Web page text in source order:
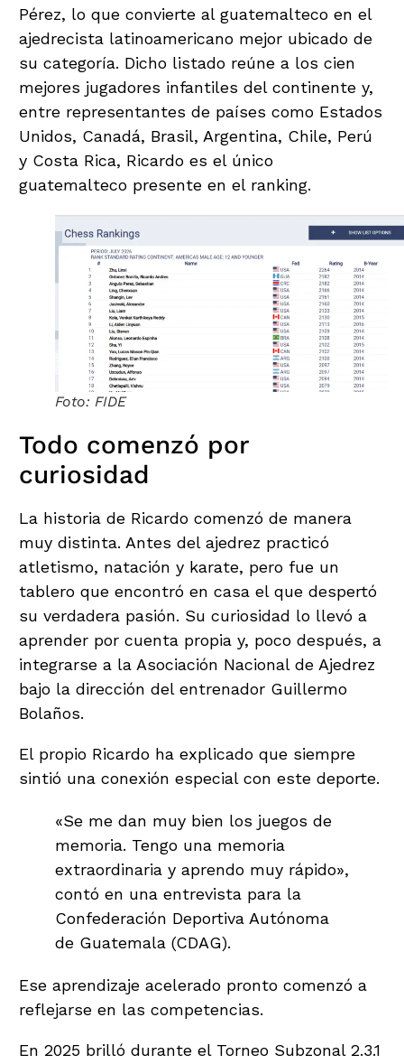
Pérez, lo que convierte al guatemalteco en el
ajedrecista latinoamericano mejor ubicado de
su categoría. Dicho listado reúne a los cien
mejores jugadores infantiles del continente y,
entre representantes de países como Estados
Unidos, Canadá, Brasil, Argentina, Chile, Perú
y Costa Rica, Ricardo es el único
guatemalteco presente en el ranking.
Foto: FIDE
Todo comenzó por
curiosidad
La historia de Ricardo comenzó de manera
muy distinta. Antes del ajedrez practicó
atletismo, natación y karate, pero fue un
tablero que encontró en casa el que despertó
su verdadera pasión. Su curiosidad lo llevó a
aprender por cuenta propia y, poco después, a
integrarse a la Asociación Nacional de Ajedrez
bajo la dirección del entrenador Guillermo
Bolaños.
El propio Ricardo ha explicado que siempre
sintió una conexión especial con este deporte.
«Se me dan muy bien los juegos de
memoria. Tengo una memoria
extraordinaria y aprendo muy rápido»,
contó en una entrevista para la
Confederación Deportiva Autónoma
de Guatemala (CDAG).
Ese aprendizaje acelerado pronto comenzó a
reflejarse en las competencias.
En 2025 brilló durante el Torneo Subzonal 2.3.1